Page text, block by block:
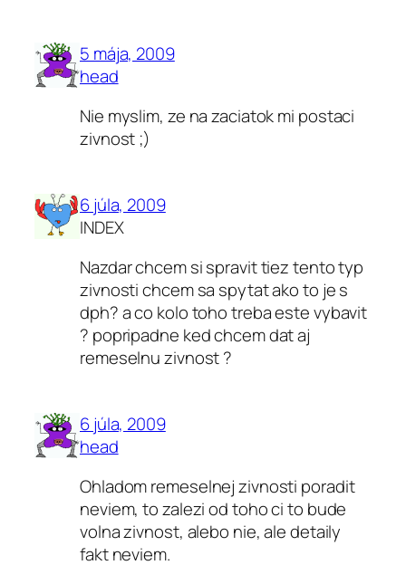
5 mája, 2009
head
Nie myslim, ze na zaciatok mi postaci
zivnost ;)
6 júla, 2009
INDEX
Nazdar chcem si spravit tiez tento typ
zivnosti chcem sa spytat ako to je s
dph? a co kolo toho treba este vybavit
? popripadne ked chcem dat aj
remeselnu zivnost ?
6 júla, 2009
head
Ohladom remeselnej zivnosti poradit
neviem, to zalezi od toho ci to bude
volna zivnost, alebo nie, ale detaily
fakt neviem.